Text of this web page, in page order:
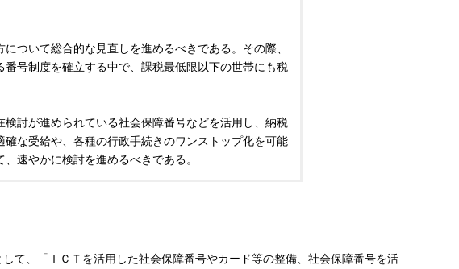
ついて総合的な見直しを進めるべきである。その際、
号制度を確立する中で、課税最低限以下の世帯にも税
討が進められている社会保障番号などを活用し、納税
な受給や、各種の行政手続きのワンストップ化を可能
速やかに検討を進めるべきである。
て、「ＩＣＴを活用した社会保障番号やカード等の整備、社会保障番号を活